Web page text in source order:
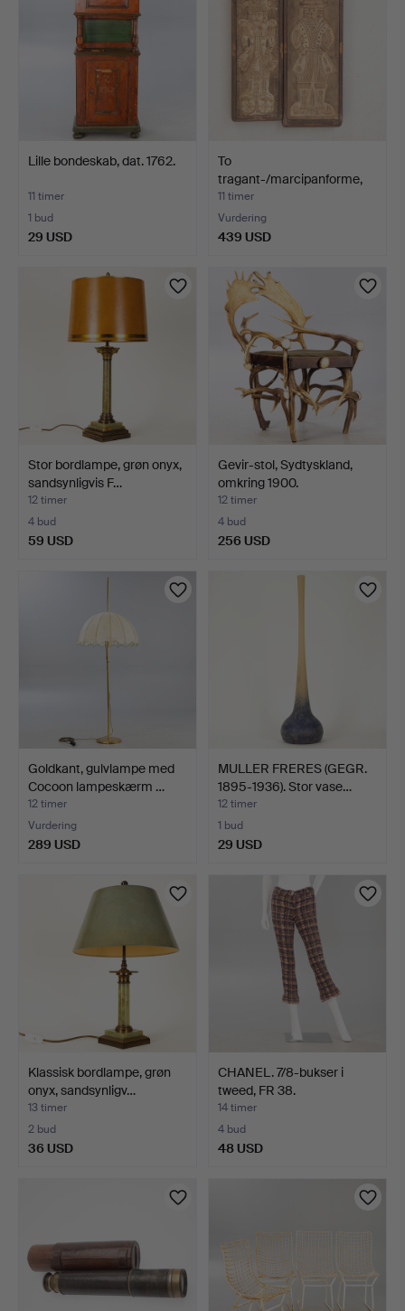
Lille bondeskab, dat. 1762.
11 timer
1 bud
29 USD
To
tragant-/marcipanforme,
sten, 19. årh. …
11 timer
Vurdering
439 USD
Stor bordlampe, grøn onyx,
sandsynligvis F…
12 timer
4 bud
59 USD
Gevir-stol, Sydtyskland,
omkring 1900.
12 timer
4 bud
256 USD
Goldkant, gulvlampe med
Cocoon lampeskærm …
12 timer
Vurdering
289 USD
MULLER FRERES (GEGR.
1895-1936). Stor vase…
12 timer
1 bud
29 USD
Klassisk bordlampe, grøn
onyx, sandsynligv…
13 timer
2 bud
36 USD
CHANEL. 7/8-bukser i
tweed, FR 38.
14 timer
4 bud
48 USD